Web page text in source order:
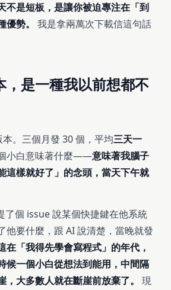
不是短板，是讓你被迫專注在「到
勢。
我是拿兩萬次下載信這句話
，是一種我以前想都不
。三個月發 30 個，平均三天一
小白意味著什麼——意味著我腦子
這樣就好了」的念頭，當天下午就
了個 issue 說某個快捷鍵在他系統
他要什麼，跟 AI 說清楚，當晚就發
在「我得先學會寫程式」的年代，
一個小白從想法到能用，中間隔
，大多數人就在斷崖前放棄了。
現